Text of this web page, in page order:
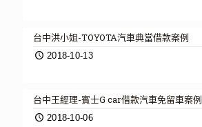
台中洪小姐-TOYOTA汽車典當借款案例
2018-10-13
台中王經理-賓士G car借款汽車免留車案例
2018-10-06